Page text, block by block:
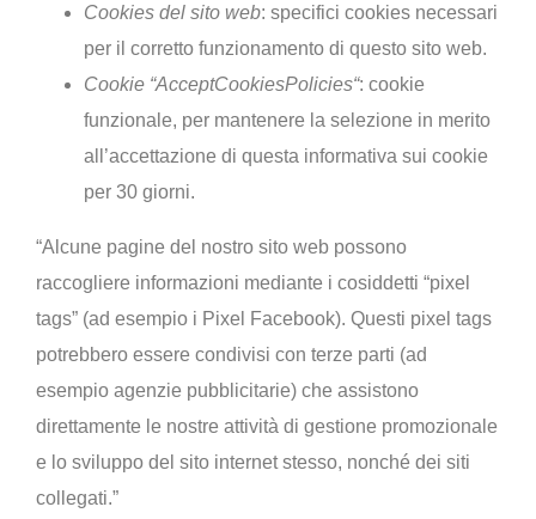
Cookies del sito web: specifici cookies necessari
per il corretto funzionamento di questo sito web.
Cookie “AcceptCookiesPolicies“: cookie
funzionale, per mantenere la selezione in merito
all’accettazione di questa informativa sui cookie
per 30 giorni.
“Alcune pagine del nostro sito web possono
raccogliere informazioni mediante i cosiddetti “pixel
tags” (ad esempio i Pixel Facebook). Questi pixel tags
potrebbero essere condivisi con terze parti (ad
esempio agenzie pubblicitarie) che assistono
direttamente le nostre attività di gestione promozionale
e lo sviluppo del sito internet stesso, nonché dei siti
collegati.”